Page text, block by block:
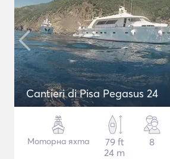
Cantieri di Pisa Pegasus 24
Моторна яхта
79 ft
24 m
8